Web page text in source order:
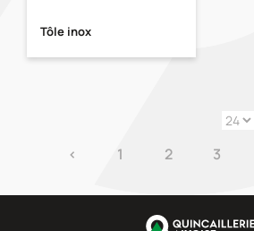
Tôle inox
‹ 1 2 3